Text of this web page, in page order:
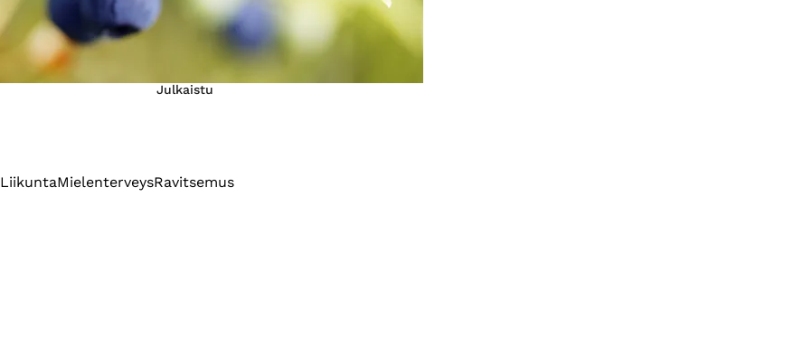
Julkaistu
LiikuntaMielenterveysRavitsemus